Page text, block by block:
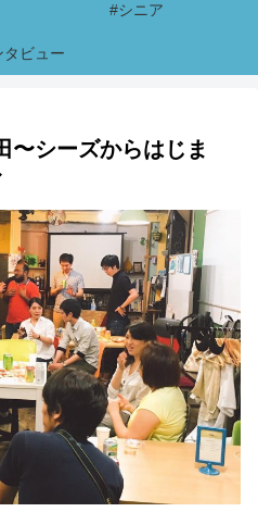
#シニア
タビュー
〜シーズからはじま